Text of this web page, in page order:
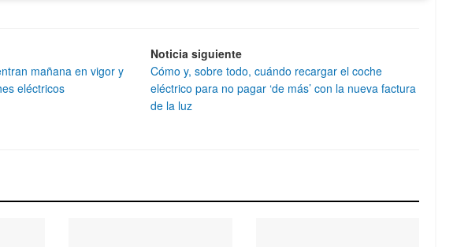
mañana en vigor y
eléctricos
Noticia siguiente
Cómo y, sobre todo, cuándo recargar el coche
eléctrico para no pagar ‘de más’ con la nueva factura
de la luz